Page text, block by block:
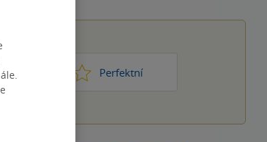
1 2 Perfektní